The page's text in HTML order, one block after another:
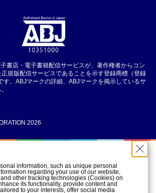
書店・電子書籍配信サービスが、著作権者からコン
規版配信サービスであることを示す登録商標（登録
す。ABJマークの詳細、ABJマークを掲示しているサ
2026
information, such as unique personal
regarding your use of our website,
other tracking technologies (Cookies) on
its functionality, provide content and
to your interests, offer social media